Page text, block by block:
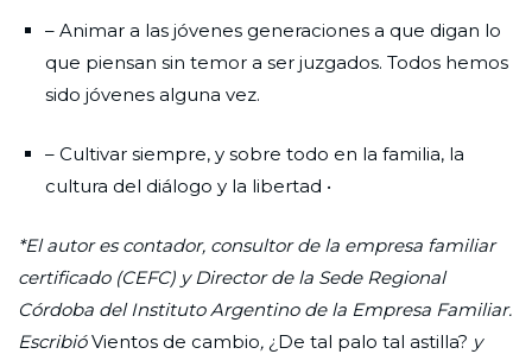
– Animar a las jóvenes generaciones a que digan lo
que piensan sin temor a ser juzgados. Todos hemos
sido jóvenes alguna vez.
– Cultivar siempre, y sobre todo en la familia, la
cultura del diálogo y la libertad •
*El autor es contador, consultor de la empresa familiar
certificado (CEFC) y Director de la Sede Regional
Córdoba del Instituto Argentino de la Empresa Familiar.
EscribióVientos de cambio, ¿De tal palo tal astilla? y